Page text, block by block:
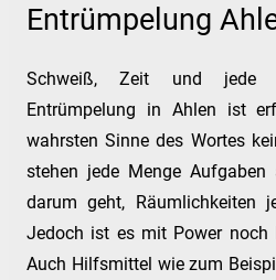
Entrümpelung
Schweiß, Zeit und jede
Entrümpelung in Ahlen ist
wahrsten Sinne des Wortes
stehen jede Menge
darum geht, Räumlichkeiten
Jedoch ist es mit Power noch
Auch Hilfsmittel wie zum